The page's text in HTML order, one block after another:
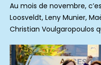
Au mois de novembre,
Loosveldt, Leny Munier,
Christian Voulgaropoulos